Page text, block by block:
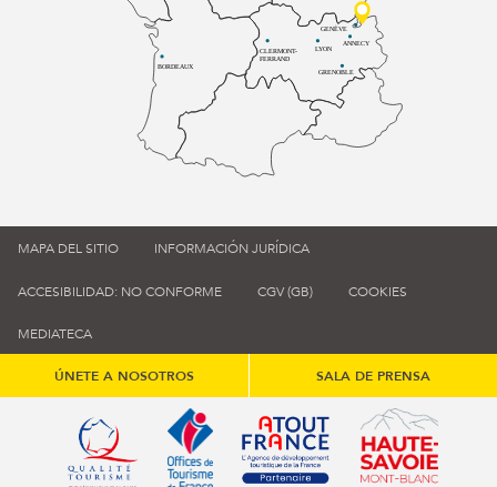
BORDEAUX
CLERMONT-
FERRAND
LYON
ANNECY
GRENOBLE
GENÈVE
MAPA DEL SITIO INFORMACIÓN JURÍDICA
ACCESIBILIDAD: NO CONFORME CGV (GB) COOKIES
MEDIATECA
ÚNETE A NOSOTROS SALA DE PRENSA
Qualité tourisme (s'ouvre dans une nouvelle fenêtre)
Office de tourisme de France (s'ouvre
Atout France (s'ouvre dans